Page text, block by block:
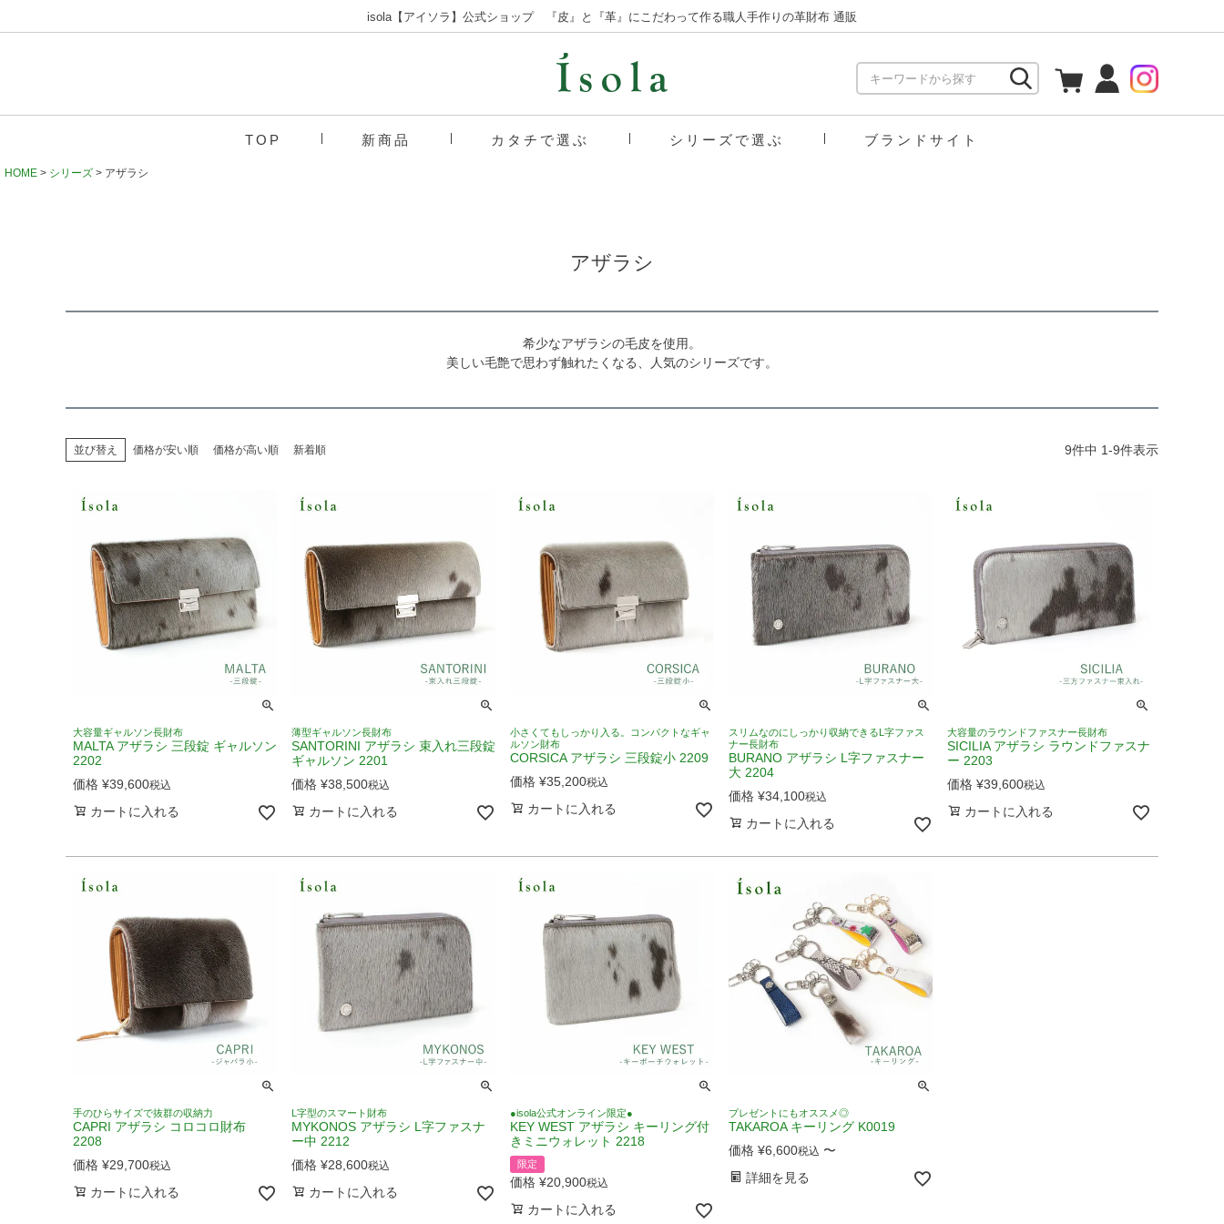
isola【アイソラ】公式ショップ 『皮』と『革』にこだわって作る職人手作りの革財布 通販
TOP 新商品 カタチで選ぶ シリーズで選ぶ ブランドサイト
HOME シリーズ アザラシ
アザラシ
希少なアザラシの毛皮を使用。
美しい毛艶で思わず触れたくなる、人気のシリーズです。
並び替え 価格が安い順 価格が高い順 新着順 9件中 1-9件表示
大容量ギャルソン長財布
MALTA アザラシ 三段錠 ギャルソン
2202
価格 ¥39,600税込
カートに入れる
薄型ギャルソン長財布
SANTORINI アザラシ 束入れ三段錠
ギャルソン 2201
価格 ¥38,500税込
カートに入れる
小さくてもしっかり入る。コンパクトなギャ
ルソン財布
CORSICA アザラシ 三段錠小 2209
価格 ¥35,200税込
カートに入れる
スリムなのにしっかり収納できるL字ファス
ナー長財布
BURANO アザラシ L字ファスナー
大 2204
価格 ¥34,100税込
カートに入れる
大容量のラウンドファスナー長財布
SICILIA アザラシ ラウンドファスナ
ー 2203
価格 ¥39,600税込
カートに入れる
手のひらサイズで抜群の収納力
CAPRI アザラシ コロコロ財布
2208
価格 ¥29,700税込
カートに入れる
L字型のスマート財布
MYKONOS アザラシ L字ファスナ
ー中 2212
価格 ¥28,600税込
カートに入れる
●isola公式オンライン限定●
KEY WEST アザラシ キーリング付
きミニウォレット 2218
限定
価格 ¥20,900税込
カートに入れる
プレゼントにもオススメ◎
TAKAROA キーリング K0019
価格 ¥6,600税込 〜
詳細を見る